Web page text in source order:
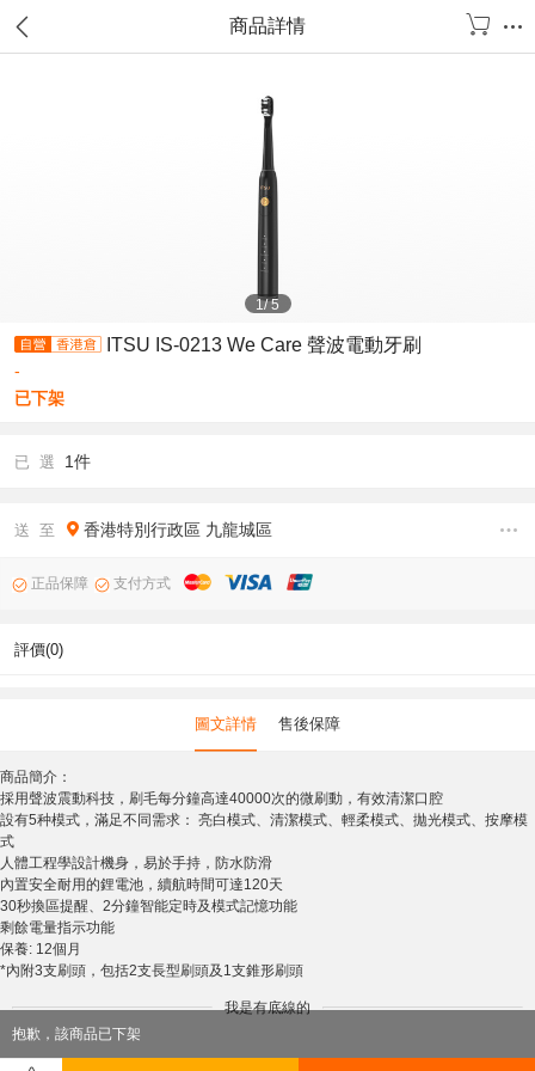
商品詳情
1/5
ITSU IS-0213 We Care 聲波電動牙刷
-
已下架
已 選 1件
送 至 香港特別行政區 九龍城區
正品保障 支付方式
評價(0)
圖文詳情 售後保障
商品簡介：
採用聲波震動科技，刷毛每分鐘高達40000次的微刷動，有效清潔口腔
設有5种模式，滿足不同需求： 亮白模式、清潔模式、輕柔模式、拋光模式、按摩模
式
人體工程學設計機身，易於手持，防水防滑
內置安全耐用的鋰電池，續航時間可達120天
30秒換區提醒、2分鐘智能定時及模式記憶功能
剩餘電量指示功能
保養: 12個月
*內附3支刷頭，包括2支長型刷頭及1支錐形刷頭
我是有底線的
抱歉，該商品已下架